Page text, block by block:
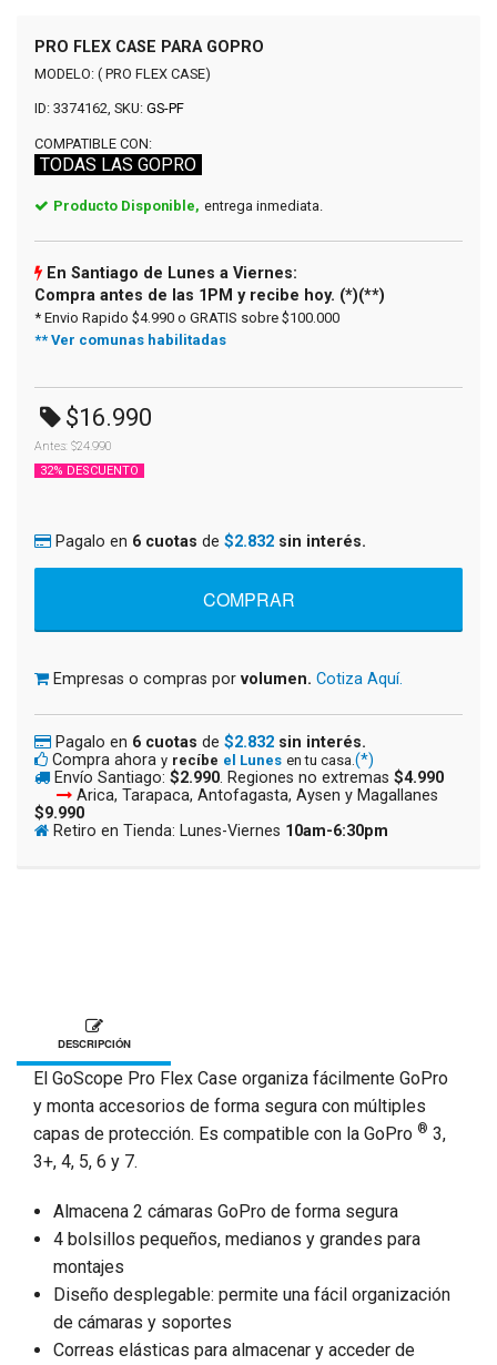
PRO FLEX CASE PARA GOPRO
MODELO: ( PRO FLEX CASE)
ID: 3374162, SKU: GS-PF
COMPATIBLE CON:
TODAS LAS GOPRO
Producto Disponible, entrega inmediata.
En Santiago de Lunes a Viernes:
Compra antes de las 1PM y recibe hoy. (*)(**)
* Envio Rapido $4.990 o GRATIS sobre $100.000
** Ver comunas habilitadas
$16.990
Antes: $24.990
32% DESCUENTO
Pagalo en 6 cuotas de $2.832 sin interés.
Empresas o compras por volumen. Cotiza Aquí.
Pagalo en 6 cuotas de $2.832 sin interés.
Compra ahora y recíbe el Lunes en tu casa. (*)
Envío Santiago: $2.990. Regiones no extremas $4.990
Arica, Tarapaca, Antofagasta, Aysen y Magallanes
$9.990
Retiro en Tienda: Lunes-Viernes 10am-6:30pm
DESCRIPCIÓN
El GoScope Pro Flex Case organiza fácilmente GoPro
y monta accesorios de forma segura con múltiples
capas de protección. Es compatible con la GoPro ® 3,
3+, 4, 5, 6 y 7.
Almacena 2 cámaras GoPro de forma segura
4 bolsillos pequeños, medianos y grandes para
montajes
Diseño desplegable: permite una fácil organización
de cámaras y soportes
Correas elásticas para almacenar y acceder de